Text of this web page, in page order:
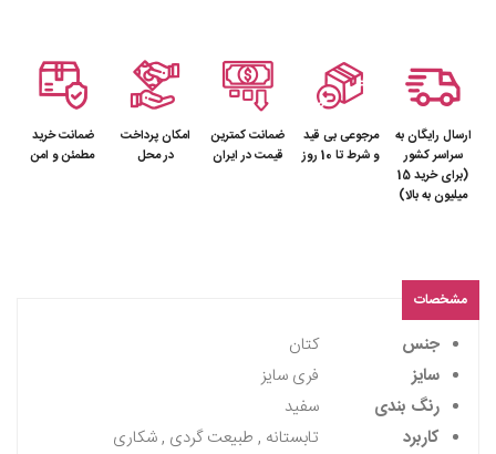
ارسال رایگان به
سراسر کشور
(برای خرید 15
میلیون به بالا)
مرجوعی بی قید
و شرط تا 10 روز
ضمانت کمترین
قیمت در ایران
امکان پرداخت
در محل
ضمانت خرید
مطمئن و امن
مشخصات
جنس
کتان
سایز
فری سایز
رنگ بندی
سفید
کاربرد
تابستانه , طبیعت گردی , شکاری